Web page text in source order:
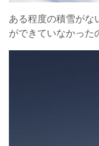
ある程度の積雪がな
ができていなかった